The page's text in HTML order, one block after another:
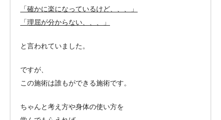
「確かに楽になっているけど、、、」
「理屈が分からない、、、」
と言われていました。
ですが、
この施術は誰もができる施術です。
ちゃんと考え方や身体の使い方を